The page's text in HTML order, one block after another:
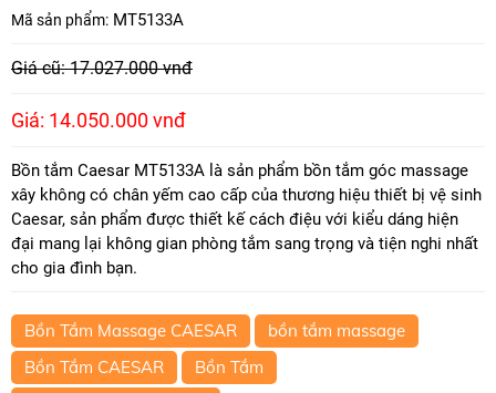
Mã sản phẩm: MT5133A
Giá cũ: 17.027.000 vnđ
Giá: 14.050.000 vnđ
Bồn tắm Caesar MT5133A là sản phẩm bồn tắm góc massage
xây không có chân yếm cao cấp của thương hiệu thiết bị vệ sinh
Caesar, sản phẩm được thiết kế cách điệu với kiểu dáng hiện
đại mang lại không gian phòng tắm sang trọng và tiện nghi nhất
cho gia đình bạn.
Bồn Tắm Massage CAESAR
bồn tắm massage
Bồn Tắm CAESAR
Bồn Tắm